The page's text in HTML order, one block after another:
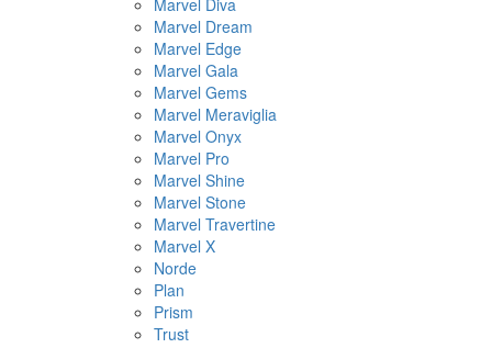
Marvel Diva
Marvel Dream
Marvel Edge
Marvel Gala
Marvel Gems
Marvel Meraviglia
Marvel Onyx
Marvel Pro
Marvel Shine
Marvel Stone
Marvel Travertine
Marvel X
Norde
Plan
Prism
Trust